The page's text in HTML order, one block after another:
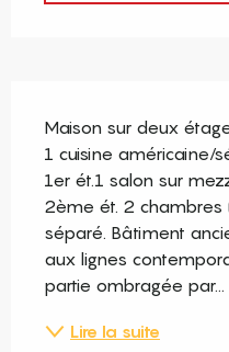
Maison sur deux
1 cuisine américaine/
1er ét.1 salon sur
2ème ét. 2
séparé. Bâtiment
aux lignes
partie ombragée par...
Lire la suite